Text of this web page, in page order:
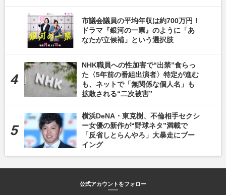
市議会議員の平均年収は約700万円！
ドラマ『銀河の一票』のように「あ
なたが立候補」という選択肢
NHK職員への性加害で“出禁”食らっ
た〈5年前の番組出演者〉特定が進む
も、ネットで「無関係な個人名」も
拡散される“二次被害”
横浜DeNA・東克樹、不倫相手セクシ
ー女優の新作が“野球ネタ”満載で
「反省しとらんやろ」大暴走にブー
イング
公式アカウントをフォロー